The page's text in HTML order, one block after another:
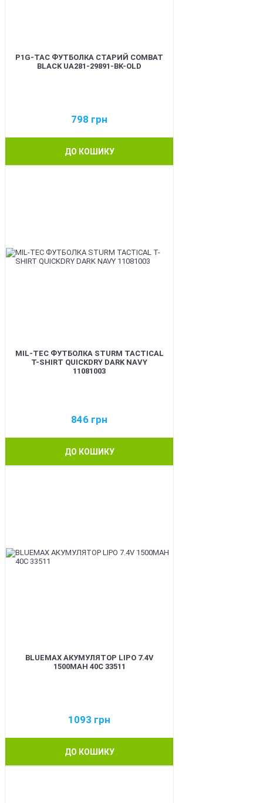
P1G-TAC ФУТБОЛКА СТАРИЙ COMBAT
BLACK UA281-29891-BK-OLD
798 грн
ДО КОШИКУ
MIL-TEC ФУТБОЛКА STURM TACTICAL
T-SHIRT QUICKDRY DARK NAVY
11081003
846 грн
ДО КОШИКУ
BLUEMAX АКУМУЛЯТОР LIPO 7.4V
1500MAH 40C 33511
1093 грн
ДО КОШИКУ